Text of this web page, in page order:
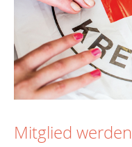
Mitglied werden